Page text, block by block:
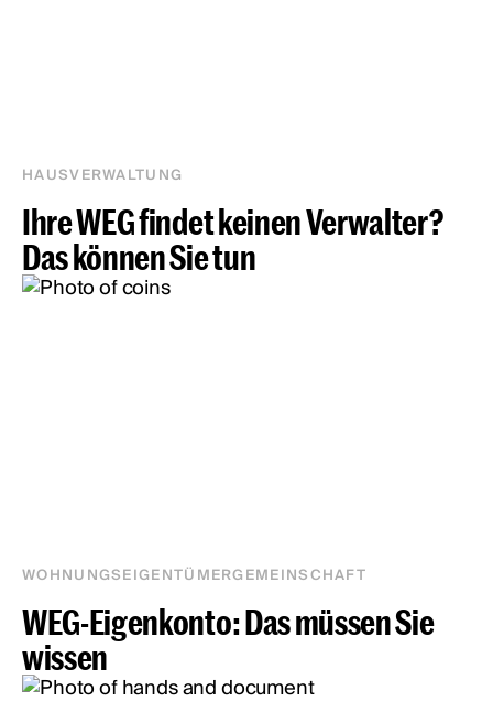
HAUSVERWALTUNG
Ihre WEG findet keinen Verwalter?
Das können Sie tun
WOHNUNGSEIGENTÜMERGEMEINSCHAFT
WEG-Eigenkonto: Das müssen Sie
wissen